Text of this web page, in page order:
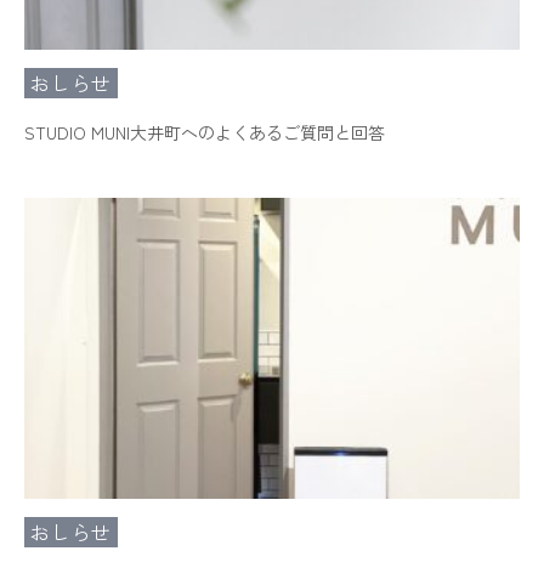
おしらせ
STUDIO MUNI大井町へのよくあるご質問と回答
おしらせ